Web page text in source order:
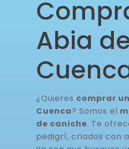
Abia
¿Quieres comprar
Cuenca? Somos el
de caniche. Te
pedigrí, criados con